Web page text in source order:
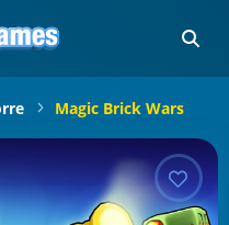
Magic Brick Wars